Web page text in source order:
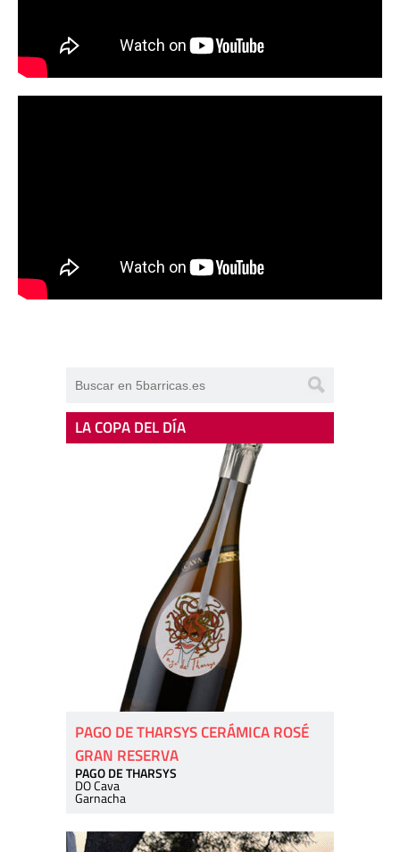
LA COPA DEL DÍA
PAGO DE THARSYS CERÁMICA ROSÉ
GRAN RESERVA
PAGO DE THARSYS
DO Cava
Garnacha